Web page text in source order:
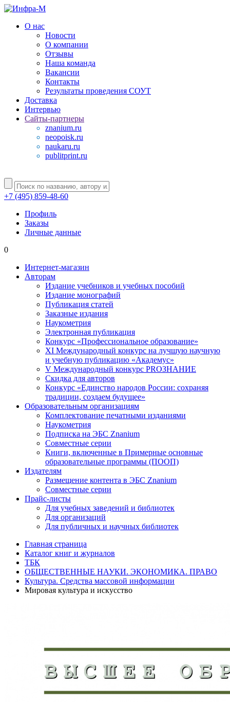
О нас
Новости
О компании
Отзывы
Наша команда
Вакансии
Контакты
Результаты проведения СОУТ
Доставка
Интервью
Сайты-партнеры
znanium.ru
neopoisk.ru
naukaru.ru
publitprint.ru
+7 (495) 859-48-60
Профиль
Заказы
Личные данные
0
Интернет-магазин
Авторам
Издание учебников и учебных пособий
Издание монографий
Публикация статей
Заказные издания
Наукометрия
Электронная публикация
Конкурс «Профессиональное образование»
XI Международный конкурс на лучшую научную
и учебную публикацию «Академус»
V Международный конкурс PROЗНАНИЕ
Скидка для авторов
Конкурс «Единство народов России: сохраняя
традиции, создаем будущее»
Образовательным организациям
Комплектование печатными изданиями
Наукометрия
Подписка на ЭБС Znanium
Совместные серии
Книги, включенные в Примерные основные
образовательные программы (ПООП)
Издателям
Размещение контента в ЭБС Znanium
Совместные серии
Прайс-листы
Для учебных заведений и библиотек
Для организаций
Для публичных и научных библиотек
Главная страница
Каталог книг и журналов
ТБК
ОБЩЕСТВЕННЫЕ НАУКИ. ЭКОНОМИКА. ПРАВО
Культура. Средства массовой информации
Мировая культура и искусство